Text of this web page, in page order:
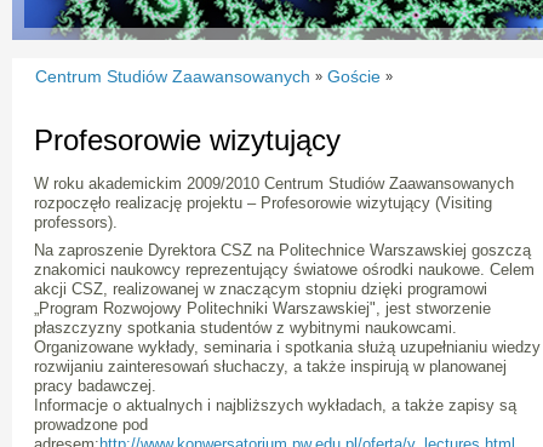
Centrum Studiów Zaawansowanych » Goście »
Profesorowie wizytujący
W roku akademickim 2009/2010 Centrum Studiów Zaawansowanych
rozpoczęło realizację projektu – Profesorowie wizytujący (Visiting
professors).
Na zaproszenie Dyrektora CSZ na Politechnice Warszawskiej goszczą
znakomici naukowcy reprezentujący światowe ośrodki naukowe. Celem
akcji CSZ, realizowanej w znaczącym stopniu dzięki programowi
„Program Rozwojowy Politechniki Warszawskiej", jest stworzenie
płaszczyzny spotkania studentów z wybitnymi naukowcami.
Organizowane wykłady, seminaria i spotkania służą uzupełnianiu
rozwijaniu zainteresowań słuchaczy, a także inspirują w planowanej
pracy badawczej.
Informacje o aktualnych i najbliższych wykładach, a także zapisy są
prowadzone pod